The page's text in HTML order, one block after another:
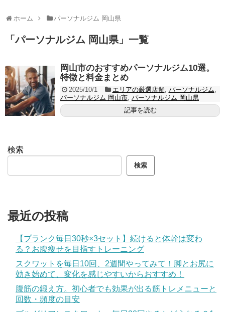
ホーム パーソナルジム 岡山県
「パーソナルジム 岡山県 」 一覧
岡山市のおすすめパーソナルジム10選。
特徴と料金まとめ
2025/10/1 エリアの厳選店舗, パーソナルジム
パーソナルジム 岡山市 パーソナルジム 岡山県
記事を読む
検索
検索
最近の投稿
【プランク毎日30秒×3セット】続けると体幹は変わ
る？お腹痩せを目指すトレーニング
スクワットを毎日10回、2週間やってみて！脚とお尻に
効き始めて、変化を感じやすいからおすすめ！
腹筋の鍛え方。初心者でも効果が出る筋トレメニューと
回数・頻度の目安